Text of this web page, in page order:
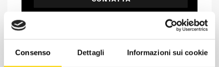
Consenso Dettagli Informazioni sui cookie